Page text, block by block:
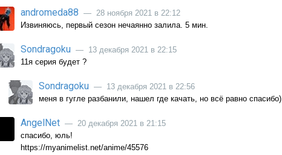
andromeda88 — 28 ноября 2021 в 22:12
Извиняюсь, первый сезон нечаянно залила. 5 мин.
Sondragoku — 13 декабря 2021 в 22:15
11я серия будет ?
Sondragoku — 13 декабря 2021 в 22:56
меня в гугле разбанили, нашел где качать, но всё равно спасибо)
AngelNet — 20 декабря 2021 в 21:15
спасибо, юль!
https://myanimelist.net/anime/45576